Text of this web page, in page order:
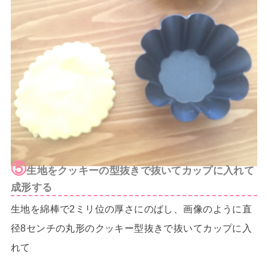
⑤生地をクッキーの型抜きで抜いてカップに入れて
成形する
生地を綿棒で2ミリ位の厚さにのばし、画像のように直
径8センチの丸形のクッキー型抜きで抜いてカップに入
れて